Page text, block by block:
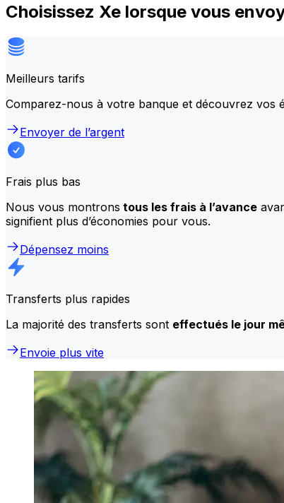
Choisissez Xe lorsque vous
Meilleurs tarifs
Comparez-nous à votre banque et découvrez vos
Envoyer de l’argent
Frais plus bas
Nous vous montrons tous les frais à l’avance
signifient plus d’économies pour vous.
Dépensez moins
Transferts plus rapides
La majorité des transferts sont effectués le jour
Envoie plus vite